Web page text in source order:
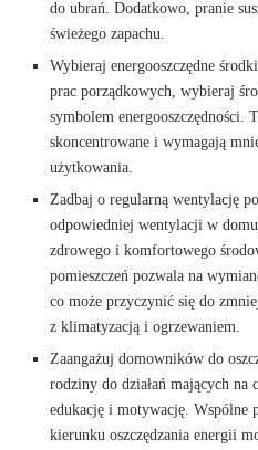
do ubrań. Dodatkowo, pranie
świeżego zapachu.
Wybieraj energooszczędne
prac porządkowych, wybieraj
symbolem energooszczędności.
skoncentrowane i wymagają
użytkowania.
Zadbaj o regularną wentylację
odpowiedniej wentylacji w
zdrowego i komfortowego
pomieszczeń pozwala na
co może przyczynić się do
z klimatyzacją i ogrzewaniem.
Zaangażuj domowników do
rodziny do działań mających na
edukację i motywację. Wspólne
kierunku oszczędzania energii